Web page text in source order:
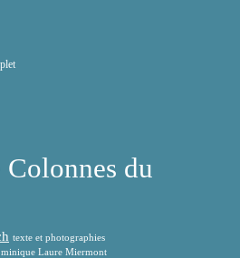
Colonnes du
texte et photographies
Laure Miermont